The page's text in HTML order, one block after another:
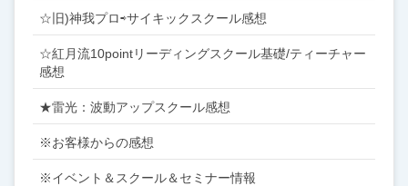
☆旧)神我プロ⇨サイキックスクール感想
☆紅月流10pointリーディングスクール基礎/ティーチャー
感想
★雷光：波動アップスクール感想
※お客様からの感想
※イベント＆スクール＆セミナー情報